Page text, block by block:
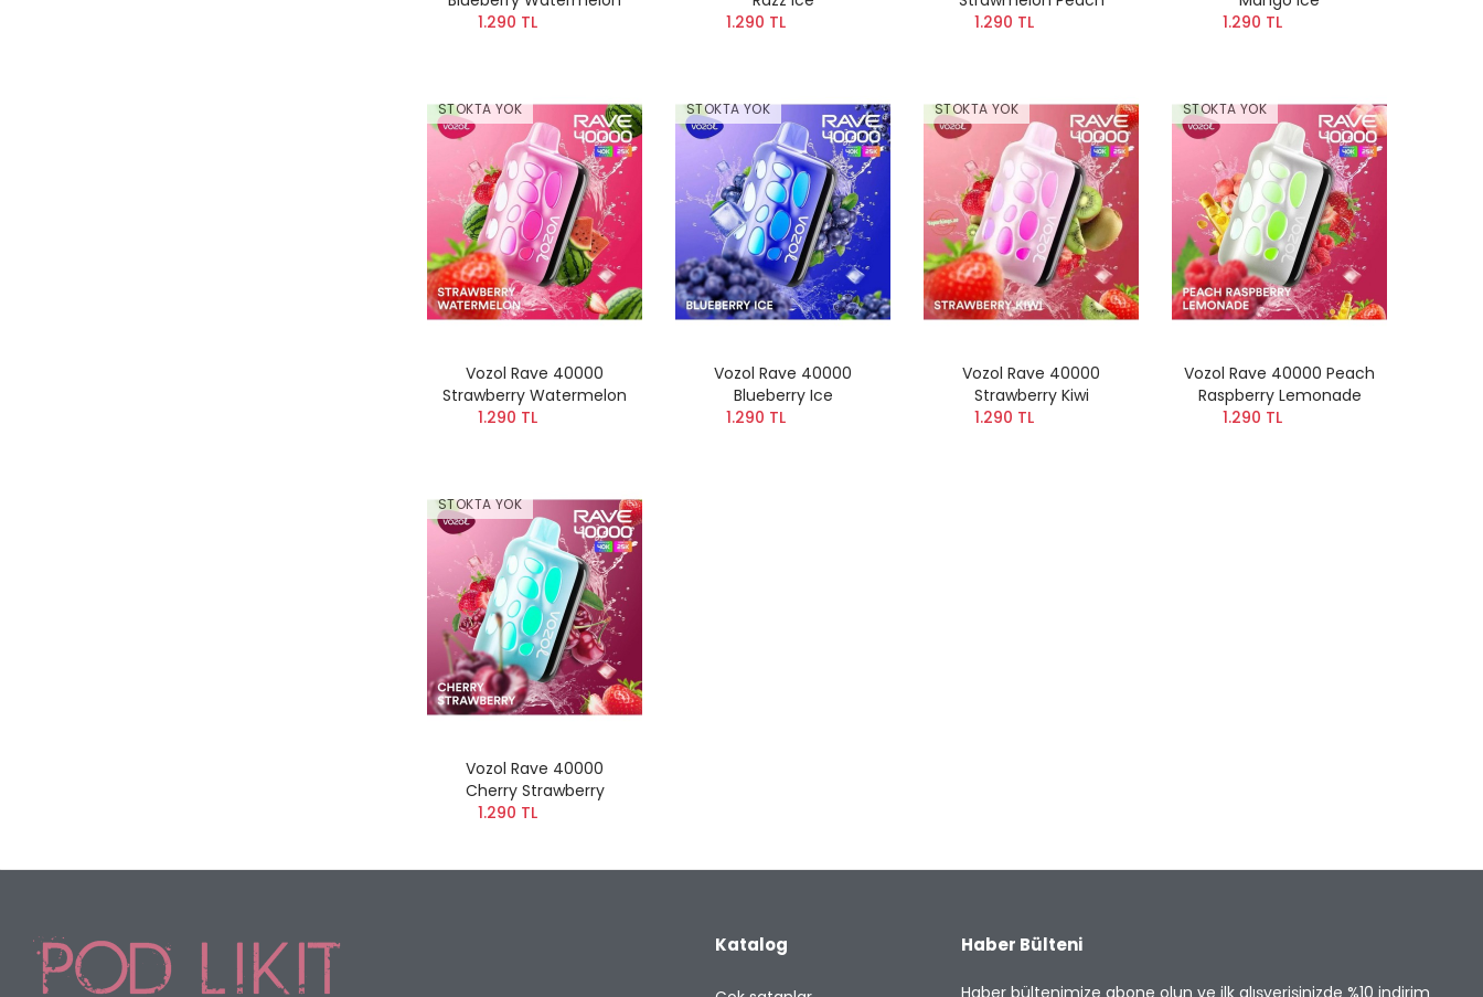
1.290 TL
1.290 TL
1.290 TL
1.290 TL
STOKTA YOK
Vozol Rave 40000
Strawberry Watermelon
1.290 TL
STOKTA YOK
Vozol Rave 40000
Blueberry Ice
1.290 TL
STOKTA YOK
Vozol Rave 40000
Strawberry Kiwi
1.290 TL
STOKTA YOK
Vozol Rave 40000 Peach
Raspberry Lemonade
1.290 TL
STOKTA YOK
Vozol Rave 40000
Cherry Strawberry
1.290 TL
Katalog Haber Bülteni
Haber bültenimize abone olun ve ilk alışverişinizde %10 indirim